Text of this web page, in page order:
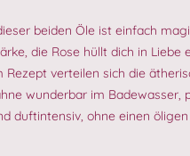
beiden Öle ist einfach
die Rose hüllt dich in Liebe
Rezept verteilen sich die
wunderbar im Badewasser,
duftintensiv, ohne einen